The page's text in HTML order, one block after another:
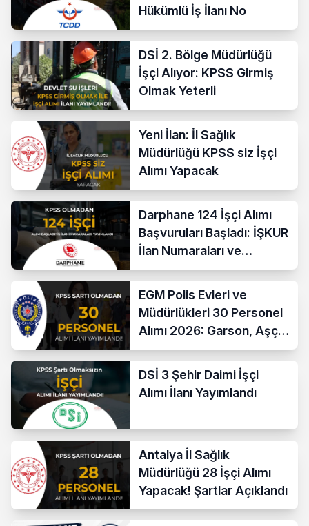
Hükümlü İş İlanı No
DSİ 2. Bölge Müdürlüğü
İşçi Alıyor: KPSS Girmiş
Olmak Yeterli
Yeni İlan: İl Sağlık
Müdürlüğü KPSS siz İşçi
Alımı Yapacak
Darphane 124 İşçi Alımı
Başvuruları Başladı: İŞKUR
İlan Numaraları ve
Başvuru Ekranı
EGM Polis Evleri ve
Müdürlükleri 30 Personel
Alımı 2026: Garson, Aşçı,
Temizlik ve Teknik
Kadrolar
DSİ 3 Şehir Daimi İşçi
Alımı İlanı Yayımlandı
Antalya İl Sağlık
Müdürlüğü 28 İşçi Alımı
Yapacak! Şartlar Açıklandı